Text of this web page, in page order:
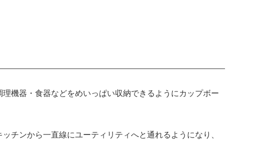
機器・食器などをめいっぱい収納できるようにカップボー
チンから一直線にユーティリティへと通れるようになり、